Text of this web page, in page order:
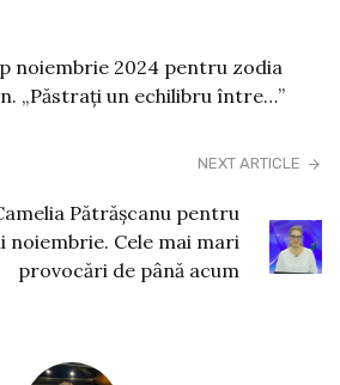
noiembrie 2024 pentru zodia
„Păstrați un echilibru între…”
NEXT ARTICLE
Pătrășcanu pentru
noiembrie. Cele mai mari
provocări de până acum